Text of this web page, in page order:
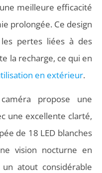
meilleure efficacité
prolongée. Ce design
pertes liées à des
la recharge, ce qui en
en extérieur.
propose une
une excellente clarté,
de 18 LED blanches
vision nocturne en
atout considérable